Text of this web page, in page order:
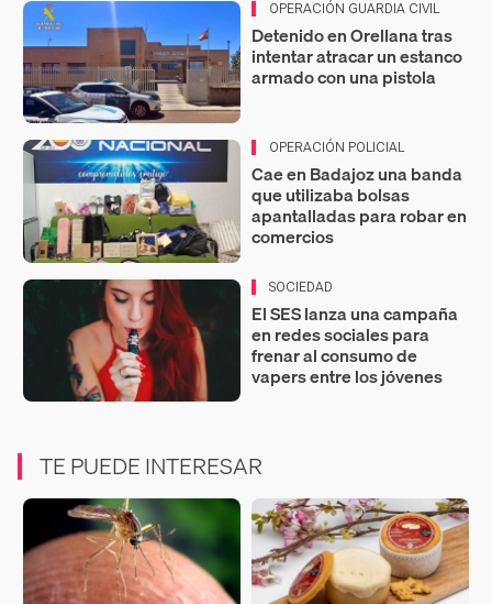
OPERACIÓN GUARDIA CIVIL
Detenido en Orellana tras
intentar atracar un estanco
armado con una pistola
OPERACIÓN POLICIAL
Cae en Badajoz una banda
que utilizaba bolsas
apantalladas para robar en
comercios
SOCIEDAD
El SES lanza una campaña
en redes sociales para
frenar al consumo de
vapers entre los jóvenes
TE PUEDE INTERESAR